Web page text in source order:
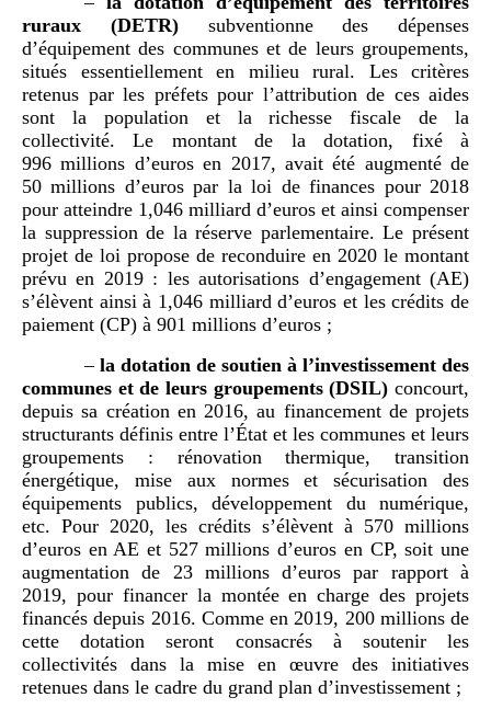
ruraux (DETR)
subventionne des dépenses
d’équipement des communes et de leurs groupements,
situés essentiellement en milieu rural. Les critères
retenus par les préfets pour l’attribution de ces aides
sont la population et la richesse fiscale de la
collectivité. Le montant de la dotation, fixé à
996 millions d’euros en 2017, avait été augmenté de
50 millions d’euros par la loi de finances pour 2018
pour atteindre 1,046 milliard d’euros et ainsi compenser
la suppression de la réserve parlementaire. Le présent
projet de loi propose de reconduire en 2020 le montant
prévu en 2019 : les autorisations d’engagement (AE)
s’élèvent ainsi à 1,046 milliard d’euros et les crédits de
paiement (CP) à 901 millions d’euros ;
– la dotation de soutien à l’investissement des
communes et de leurs groupements (DSIL) concourt,
depuis sa création en 2016, au financement de projets
structurants définis entre l’État et les communes et leurs
groupements : rénovation thermique, transition
énergétique, mise aux normes et sécurisation des
équipements publics, développement du numérique,
etc. Pour 2020, les crédits s’élèvent à 570 millions
d’euros en AE et 527 millions d’euros en CP, soit une
augmentation de 23 millions d’euros par rapport à
2019, pour financer la montée en charge des projets
financés depuis 2016. Comme en 2019, 200 millions de
cette dotation seront consacrés à soutenir les
collectivités dans la mise en œuvre des initiatives
retenues dans le cadre du grand plan d’investissement ;